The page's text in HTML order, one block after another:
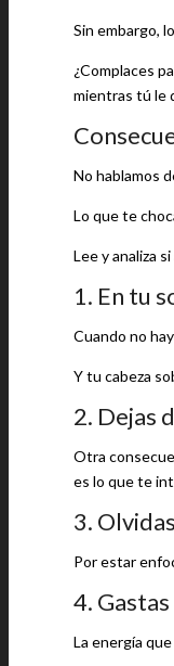
Sin embargo,
¿Complaces
mientras tú le
No hablamos
Lo que te
Lee y analiza
1. En tu
Cuando no
Y tu cabeza
2. Dejas
Otra
es lo que te
3.
Por estar
4.
La energía